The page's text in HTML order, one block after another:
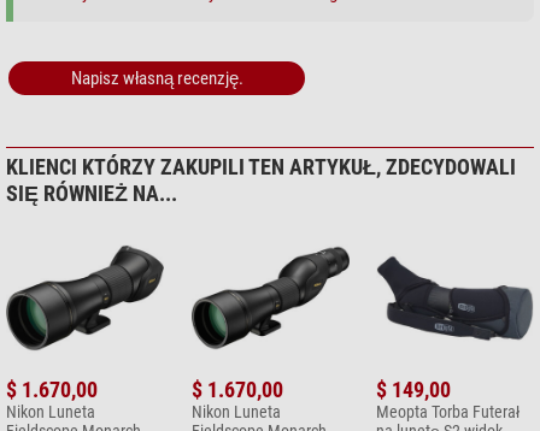
$ 6,90*
*Wszystkie ceny obejmują VAT, plus koszty przesyłki.
Napisz własną recenzję.
KLIENCI KTÓRZY ZAKUPILI TEN ARTYKUŁ, ZDECYDOWALI
SIĘ RÓWNIEŻ NA...
$ 1.670,00
Nikon Luneta
$ 1.670,00
Nikon Luneta
$ 149,00
Meopta Torba Futerał